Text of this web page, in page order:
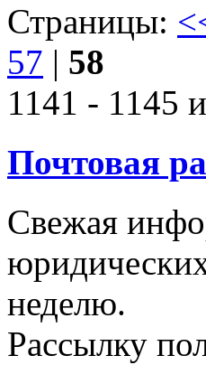
Страницы:
57 | 58
1141 - 1145
Почтовая
Свежая
неделю.
Рассылку